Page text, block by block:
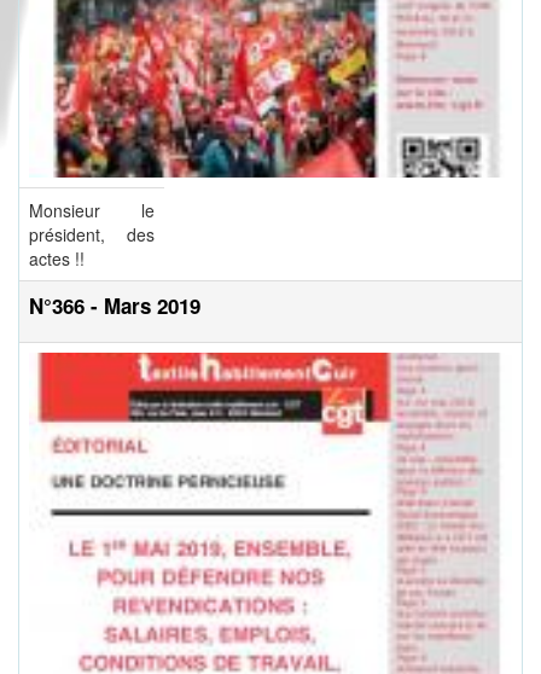
Monsieur le
président, des
actes !!
N°366 - Mars 2019